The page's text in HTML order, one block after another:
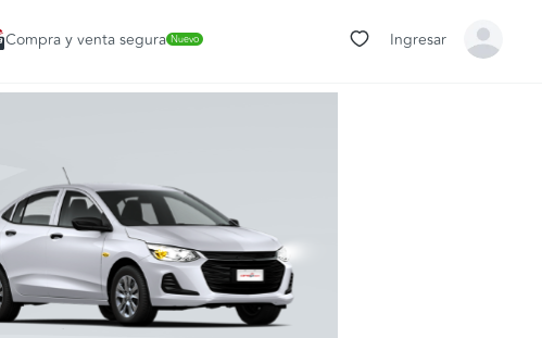
Compra y venta segura Nuevo Ingresar